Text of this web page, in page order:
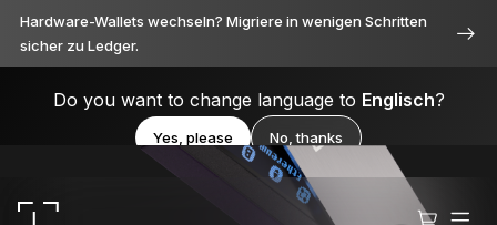
Hardware-Wallets wechseln? Migriere in wenigen Schritten
sicher zu Ledger.
Do you want to change language to Englisch?
Yes, please No, thanks